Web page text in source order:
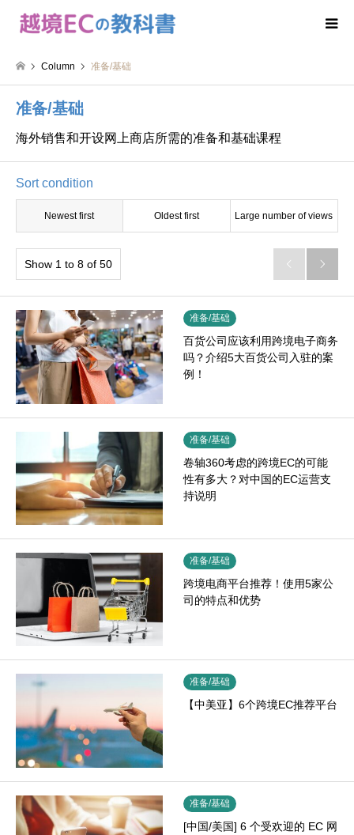
Column 准备/基础
准备/基础
海外销售和开设网上商店所需的准备和基础课程
Sort condition
Newest first Oldest first Large number of views
Show 1 to 8 of 50  
准备/基础
百货公司应该利用跨境电子商务
吗？介绍5大百货公司入驻的案
例！
准备/基础
卷轴360考虑的跨境EC的可能
性有多大？对中国的EC运营支
持说明
准备/基础
跨境电商平台推荐！使用5家公
司的特点和优势
准备/基础
【中美亚】6个跨境EC推荐平台
准备/基础
[中国/美国] 6 个受欢迎的 EC 网